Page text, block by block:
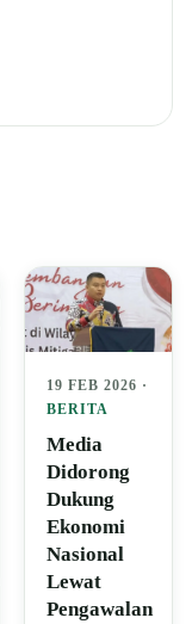
19 FEB 2026 ·
BERITA
Media
Didorong
Dukung
Ekonomi
Nasional
Lewat
Pengawalan